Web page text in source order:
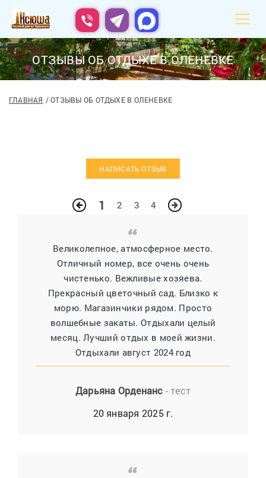
ОТЗЫВЫ ОБ ОТДЫХЕ В ОЛЕНЕВКЕ
ГЛАВНАЯ ОТЗЫВЫ ОБ ОТДЫХЕ В ОЛЕНЕВКЕ
НАПИСАТЬ ОТЗЫВ
Великолепное, атмосферное место.
Отличный номер, все очень очень
чистенько. Вежливые хозяева.
Прекрасный цветочный сад. Близко к
морю. Магазинчики рядом. Просто
волшебные закаты. Отдыхали целый
месяц. Лучший отдых в моей жизни.
Отдыхали август 2024 год
Дарьяна Орденанс - тест
20 января 2025 г.
1 2 3 4